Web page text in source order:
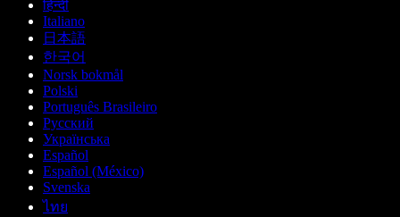
हिन्दी
Italiano
日本語
한국어
Norsk bokmål
Polski
Português Brasileiro
Русский
Українська
Español
Español (México)
Svenska
ไทย